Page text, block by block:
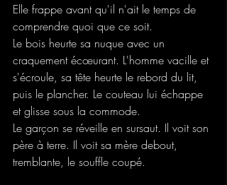
Elle frappe avant qu'il n'ait le temps de
comprendre quoi que ce soit.
Le bois heurte sa nuque avec un
craquement écœurant. L'homme vacille et
s'écroule, sa tête heurte le rebord du lit,
puis le plancher. Le couteau lui échappe
et glisse sous la commode.
Le garçon se réveille en sursaut. Il voit son
père à terre. Il voit sa mère debout,
tremblante, le souffle coupé.